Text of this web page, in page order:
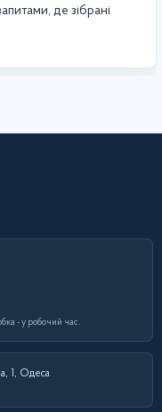
де зібрані
- у робочий час.
1, Одеса